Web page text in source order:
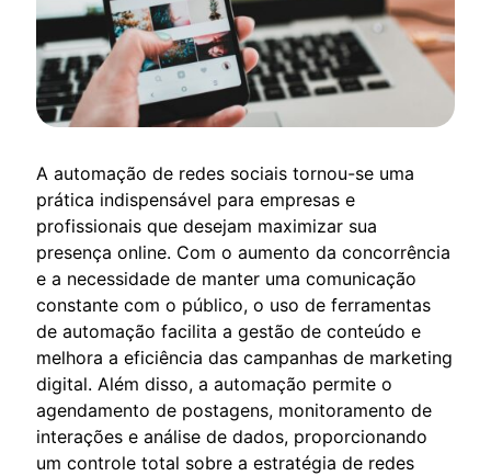
A automação de redes sociais tornou-se uma
prática indispensável para empresas e
profissionais que desejam maximizar sua
presença online. Com o aumento da concorrência
e a necessidade de manter uma comunicação
constante com o público, o uso de ferramentas
de automação facilita a gestão de conteúdo e
melhora a eficiência das campanhas de marketing
digital. Além disso, a automação permite o
agendamento de postagens, monitoramento de
interações e análise de dados, proporcionando
um controle total sobre a estratégia de redes